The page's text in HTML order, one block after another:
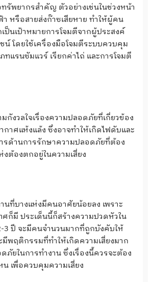
พยากรสำคัญ ตัวอย่างเช่นในช่วงหน้า
หรือสายส่งก๊าซเสียหาย ทำให้ผู้คน
ป็นเป้าหมายการโจมตีจากผู้ประสงค์
น์ โดยใช้เครื่องมือโจมตีระบบควบคุม
แรนซัมแวร์ เรียกค่าไถ่ และการโจมตี
งวลใจเรื่องความปลอดภัยที่เกี่ยวข้อง
าศแห้งแล้ง ซึ่งอาจทำให้เกิดไฟดับและ
รด้านการรักษาความปลอดภัยที่ต้อง
ต้องตกอยู่ในความเสี่ยง
ที่บางแห่งมีคนอาศัยน้อยลง เพราะ
ก็มี ประเด็นนี้ก็สร้างความปวดหัวใน
3 ปี จะมีคนจำนวนมากที่ถูกบังคับให้
พฤติกรรมที่ทำให้เกิดความเสี่ยงมาก
ยในการทำงาน ซึ่งเรื่องนี้ควรจะต้อง
เพื่อควบคุมความเสี่ยง